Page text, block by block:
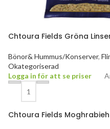
Chtoura Fields Gröna
Bönor& Hummus/Konserver,
Okategoriserad
Logga in för att se priser
Chtoura Fields Moghrabieh